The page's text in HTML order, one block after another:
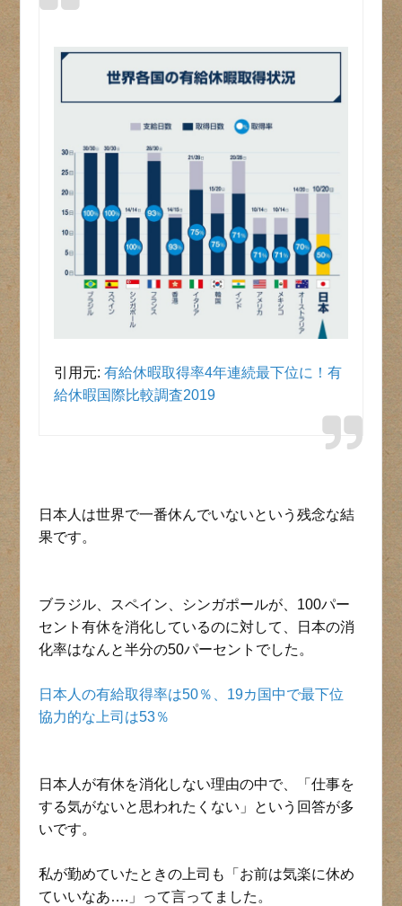
引用元:有給休暇取得率4年連続最下位に！有
給休暇国際比較調査2019
日本人は世界で一番休んでいないという残念な結
果です。
ブラジル、スペイン、シンガポールが、100パー
セント有休を消化しているのに対して、日本の消
化率はなんと半分の50パーセントでした。
日本人の有給取得率は50％、19カ国中で最下位
協力的な上司は53％
日本人が有休を消化しない理由の中で、「仕事を
する気がないと思われたくない」という回答が多
いです。
私が勤めていたときの上司も「お前は気楽に休め
ていいなあ….」って言ってました。